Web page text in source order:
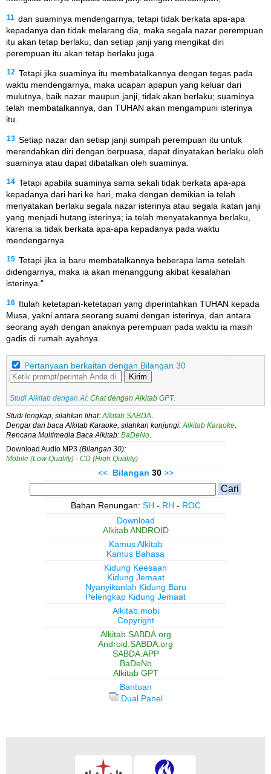
11 dan suaminya mendengarnya, tetapi tidak berkata apa-apa
kepadanya dan tidak melarang dia, maka segala nazar perempuan
itu akan tetap berlaku, dan setiap janji yang mengikat diri
perempuan itu akan tetap berlaku juga.
12 Tetapi jika suaminya itu membatalkannya dengan tegas pada
waktu mendengarnya, maka ucapan apapun yang keluar dari
mulutnya, baik nazar maupun janji, tidak akan berlaku; suaminya
telah membatalkannya, dan TUHAN akan mengampuni isterinya
itu.
13 Setiap nazar dan setiap janji sumpah perempuan itu untuk
merendahkan diri dengan berpuasa, dapat dinyatakan berlaku oleh
suaminya atau dapat dibatalkan oleh suaminya.
14 Tetapi apabila suaminya sama sekali tidak berkata apa-apa
kepadanya dari hari ke hari, maka dengan demikian ia telah
menyatakan berlaku segala nazar isterinya atau segala ikatan janji
yang menjadi hutang isterinya; ia telah menyatakannya berlaku,
karena ia tidak berkata apa-apa kepadanya pada waktu
mendengarnya.
15 Tetapi jika ia baru membatalkannya beberapa lama setelah
didengarnya, maka ia akan menanggung akibat kesalahan
isterinya."
16 Itulah ketetapan-ketetapan yang diperintahkan TUHAN kepada
Musa, yakni antara seorang suami dengan isterinya, dan antara
seorang ayah dengan anaknya perempuan pada waktu ia masih
gadis di rumah ayahnya.
Pertanyaan berkaitan dengan Bilangan 30
Kirim
Studi Alkitab dengan AI: Chat dengan Alkitab GPT.
Studi lengkap, silahkan lihat: Alkitab SABDA
Dengar dan baca Alkitab Karaoke, silahkan kunjungi: Alkitab Karaoke
Rencana Multimedia Baca Alkitab: BaDeNo
Download Audio MP3 (Bilangan 30):
Mobile (Low Quality) - CD (High Quality)
<< Bilangan 30 >>
Bahan Renungan: SH - RH - ROC
Download
Alkitab ANDROID
Kamus Alkitab
Kamus Bahasa
Kidung Keesaan
Kidung Jemaat
Nyanyikanlah Kidung Baru
Pelengkap Kidung Jemaat
Alkitab.mobi
Copyright
Alkitab.SABDA.org
Android.SABDA.org
SABDA.APP
BaDeNo
Alkitab GPT
Bantuan
Dual Panel